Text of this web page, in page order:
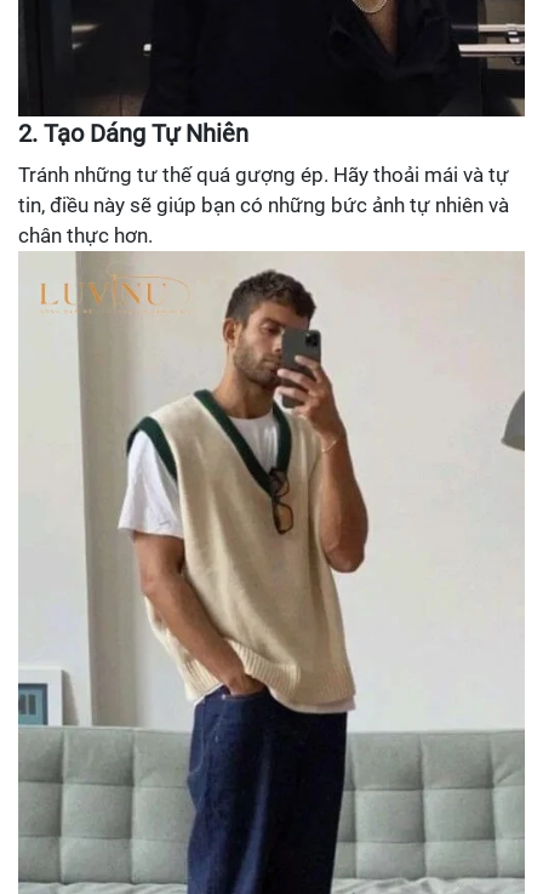
2. Tạo Dáng Tự Nhiên
Tránh những tư thế quá gượng ép. Hãy thoải mái và tự
tin, điều này sẽ giúp bạn có những bức ảnh tự nhiên và
chân thực hơn.